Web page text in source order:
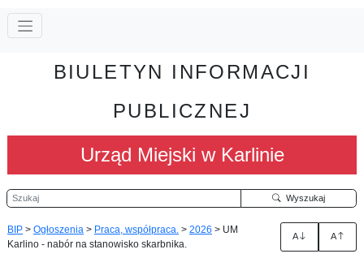
BIULETYN INFORMACJI
PUBLICZNEJ
Urząd Miejski w Karlinie
Szukaj Wyszukaj
BIP > Ogłoszenia > Praca, współpraca. > 2026 > UM
Karlino - nabór na stanowisko skarbnika.
A A